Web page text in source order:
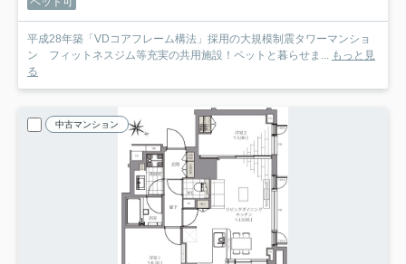
平成28年築「VDコアフレーム構法」採用の大規模制震タワーマンショ
ン フィットネスジム等充実の共用施設！ペットと暮らせま... もっと見
る
中古マンション